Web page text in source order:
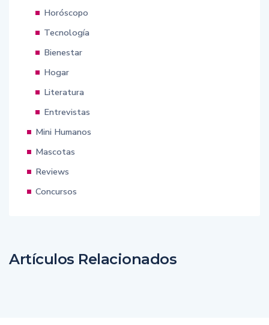
Horóscopo
Tecnología
Bienestar
Hogar
Literatura
Entrevistas
Mini Humanos
Mascotas
Reviews
Concursos
Artículos Relacionados